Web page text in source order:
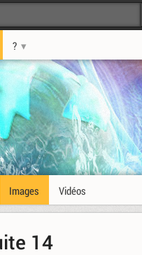
?
Images Vidéos
14